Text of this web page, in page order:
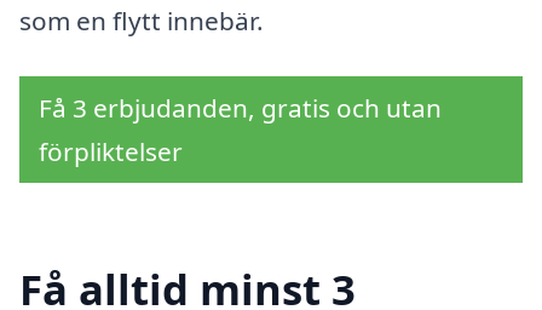
som en flytt innebär.
Få 3 erbjudanden, gratis och utan
förpliktelser
Få alltid minst 3